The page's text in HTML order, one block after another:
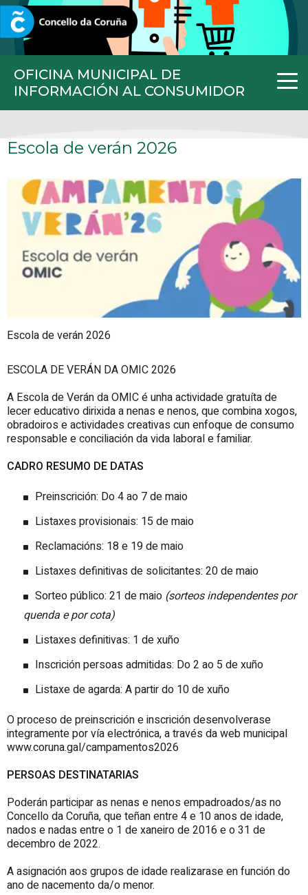
OFICINA MUNICIPAL DE
INFORMACIÓN AL CONSUMIDOR
CORUNA.GAL
Escola de verán 2026
Escola de verán 2026
ESCOLA DE VERÁN DA OMIC 2026
A Escola de Verán da OMIC é unha actividade gratuíta de
lecer educativo dirixida a nenas e nenos, que combina xogos,
obradoiros e actividades creativas cun enfoque de consumo
responsable e conciliación da vida laboral e familiar.
CADRO RESUMO DE DATAS
Preinscrición: Do 4 ao 7 de maio
Listaxes provisionais: 15 de maio
Reclamacións: 18 e 19 de maio
Listaxes definitivas de solicitantes: 20 de maio
Sorteo público: 21 de maio (sorteos independentes por
quenda e por cota)
Listaxes definitivas: 1 de xuño
Inscrición persoas admitidas: Do 2 ao 5 de xuño
Listaxe de agarda: A partir do 10 de xuño
O proceso de preinscrición e inscrición desenvolverase
integramente por vía electrónica, a través da web municipal
www.coruna.gal/campamentos2026
PERSOAS DESTINATARIAS
Poderán participar as nenas e nenos empadroados/as no
Concello da Coruña, que teñan entre 4 e 10 anos de idade,
nados e nadas entre o 1 de xaneiro de 2016 e o 31 de
decembro de 2022.
A asignación aos grupos de idade realizarase en función do
ano de nacemento da/o menor.